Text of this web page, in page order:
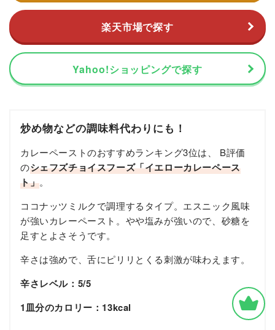
楽天市場で探す
Yahoo!ショッピングで探す
炒め物などの調味料代わりにも！
カレーペーストのおすすめランキング3位は、 B評価
のシェフズチョイスフーズ「イエローカレーペース
ト」。
ココナッツミルクで調理するタイプ。エスニック風味
が強いカレーペースト。やや塩みが強いので、砂糖を
足すとよさそうです。
辛さは強めで、舌にピリリとくる刺激が味わえます。
辛さレベル：5/5
1皿分のカロリー：13kcal